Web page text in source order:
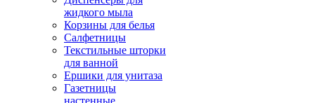
жидкого мыла
Корзины для белья
Салфетницы
Текстильные шторки
для ванной
Ершики для унитаза
Газетницы
настенные